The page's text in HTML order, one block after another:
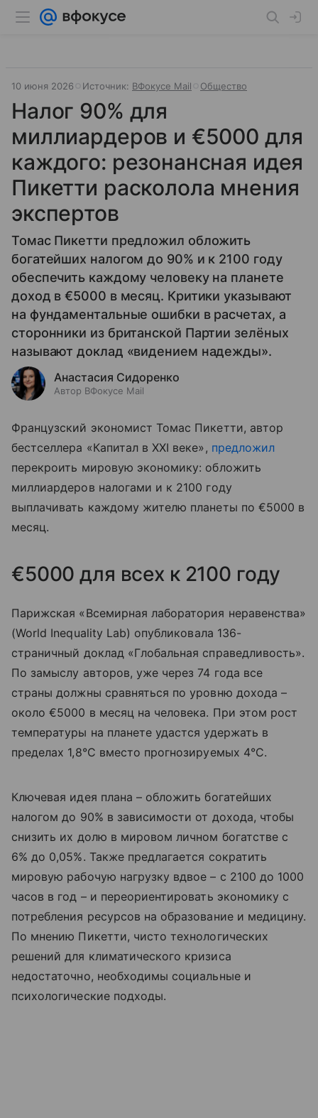
10 июня 2026 Источник: ВФокусе Mail Общество
Налог 90% для
миллиардеров и €5000 для
каждого: резонансная идея
Пикетти расколола мнения
экспертов
Томас Пикетти предложил обложить
богатейших налогом до 90% и к 2100 году
обеспечить каждому человеку на планете
доход в €5000 в месяц. Критики указывают
на фундаментальные ошибки в расчетах, а
сторонники из британской Партии зелёных
называют доклад «видением надежды».
Анастасия Сидоренко
Автор ВФокусе Mail
Французский экономист Томас Пикетти, автор
бестселлера «Капитал в XXI веке», предложил
перекроить мировую экономику: обложить
миллиардеров налогами и к 2100 году
выплачивать каждому жителю планеты по €5000 в
месяц.
€5000 для всех к 2100 году
Парижская «Всемирная лаборатория неравенства»
(World Inequality Lab) опубликовала 136-
страничный доклад «Глобальная справедливость».
По замыслу авторов, уже через 74 года все
страны должны сравняться по уровню дохода –
около €5000 в месяц на человека. При этом рост
температуры на планете удастся удержать в
пределах 1,8°C вместо прогнозируемых 4°C.
Ключевая идея плана – обложить богатейших
налогом до 90% в зависимости от дохода, чтобы
снизить их долю в мировом личном богатстве с
6% до 0,05%. Также предлагается сократить
мировую рабочую нагрузку вдвое – с 2100 до 1000
часов в год – и переориентировать экономику с
потребления ресурсов на образование и медицину.
По мнению Пикетти, чисто технологических
решений для климатического кризиса
недостаточно, необходимы социальные и
психологические подходы.